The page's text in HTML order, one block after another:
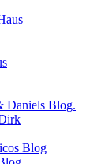
Daniels Blog.
Blog